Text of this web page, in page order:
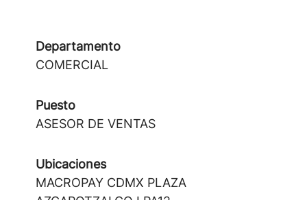
Departamento
COMERCIAL
Puesto
ASESOR DE VENTAS
Ubicaciones
MACROPAY CDMX PLAZA